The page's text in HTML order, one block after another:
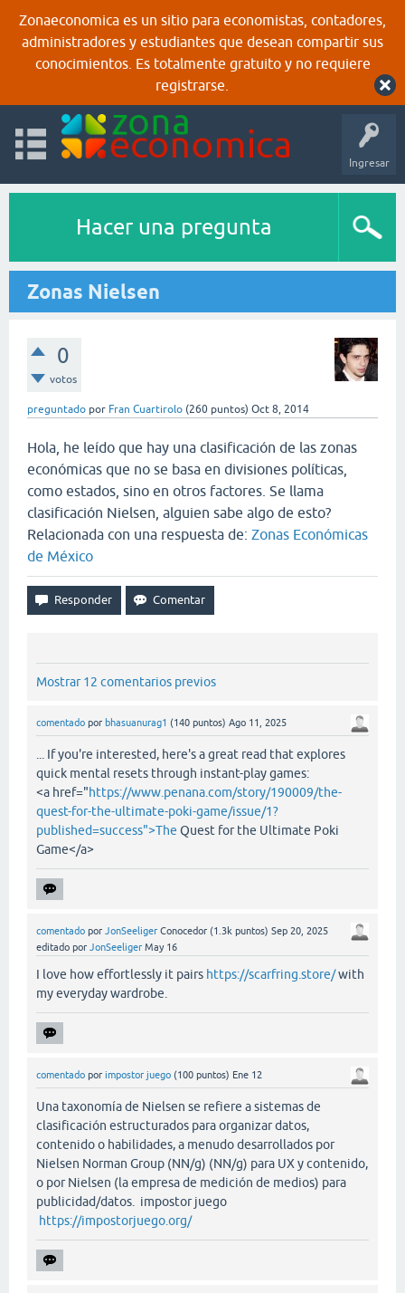
Zonaeconomica es un sitio para economistas, contadores,
administradores y estudiantes que desean compartir sus
conocimientos. Es totalmente gratuito y no requiere
registrarse.
Ingresar
Hacer una pregunta
Zonas Nielsen
0
votos
preguntado por Fran Cuartirolo (260 puntos) Oct 8, 2014
Hola, he leído que hay una clasificación de las zonas
económicas que no se basa en divisiones políticas,
como estados, sino en otros factores. Se llama
clasificación Nielsen, alguien sabe algo de esto?
Relacionada con una respuesta de: Zonas Económicas
de México
Mostrar 12 comentarios previos
comentado por bhasuanurag1 (140 puntos) Ago 11, 2025
... If you're interested, here's a great read that explores
quick mental resets through instant-play games:
<a href="https://www.penana.com/story/190009/the-
quest-for-the-ultimate-poki-game/issue/1?
published=success">The Quest for the Ultimate Poki
Game</a>
comentado por JonSeeliger Conocedor (1.3k puntos) Sep 20, 2025
editado por JonSeeliger May 16
I love how effortlessly it pairs https://scarfring.store/with
my everyday wardrobe.
comentado por impostor juego (100 puntos) Ene 12
Una taxonomía de Nielsen se refiere a sistemas de
clasificación estructurados para organizar datos,
contenido o habilidades, a menudo desarrollados por
Nielsen Norman Group (NN/g) (NN/g) para UX y contenido,
o por Nielsen (la empresa de medición de medios) para
publicidad/datos. impostor juego
https://impostorjuego.org/